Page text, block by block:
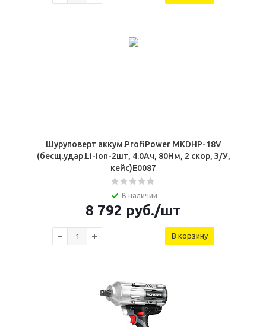
Шуруповерт аккум.ProfiPower MKDHP-18V
(бесщ.удар.Li-ion-2шт, 4.0Ач, 80Нм, 2 скор, З/У,
кейс)E0087
В наличии
8 792 руб./шт
В корзину